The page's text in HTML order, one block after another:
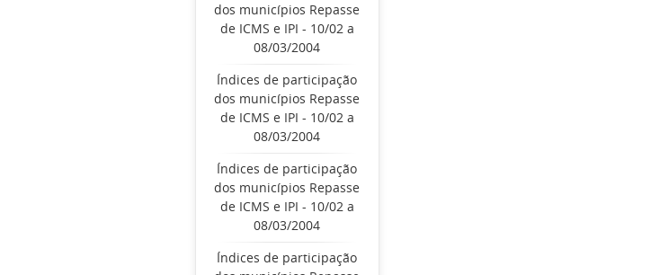
dos municípios Repasse
de ICMS e IPI - 10/02 a
08/03/2004
Índices de participação
dos municípios Repasse
de ICMS e IPI - 10/02 a
08/03/2004
Índices de participação
dos municípios Repasse
de ICMS e IPI - 10/02 a
08/03/2004
Índices de participação